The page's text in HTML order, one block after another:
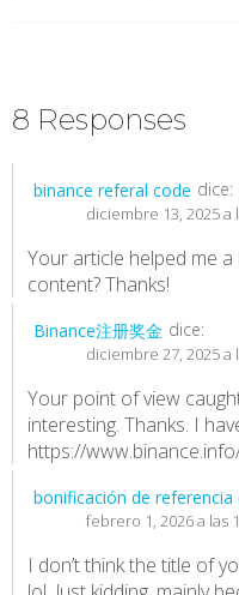
8 Responses
binance referal code dice:
diciembre 13, 2025 a
Your article helped me
content? Thanks!
Binance注册奖金 dice:
diciembre 27, 2025 a
Your point of view
interesting. Thanks. I
https://
bonificación de referencia
febrero 1, 2026 a las
I don’t think the title of